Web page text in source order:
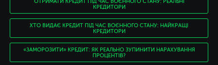
КРЕДИТОРИ
ХТО ВИДАЄ КРЕДИТ ПІД ЧАС ВОЄННОГО СТАНУ: НАЙКРАЩІ
КРЕДИТОРИ
«ЗАМОРОЗИТИ» КРЕДИТ: ЯК РЕАЛЬНО ЗУПИНИТИ НАРАХУВАННЯ
ПРОЦЕНТІВ?